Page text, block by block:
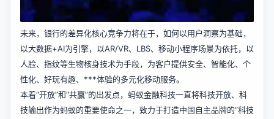
未来，银行的差异化核心竞争力将在于，如何以用户洞察为基础，
以大数据+AI为引擎，以AR/VR、LBS、移动小程序场景为依托，以
人脸、指纹等生物核身技术为手段，为客户提供安全、智能化、个
性化、好玩有趣、***体验的多元化移动服务。
本着“开放”和“共赢”的出发点，蚂蚁金融科技一直将科技开放、科
技输出作为蚂蚁的重要使命之一，致力于打造中国自主品牌的“科技